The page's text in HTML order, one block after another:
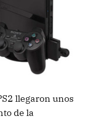
llegaron unos
de la